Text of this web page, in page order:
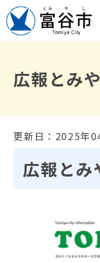
広報とみ
更新日：2025年
広報とみ